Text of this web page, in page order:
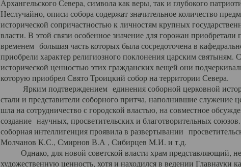
Архангельского Севера, символа как веры, так и глубокого
Неслучайно, описи собора содержат значительное количество
исторической сопричастностью к личностям крупных
власти. В этой связи особенное значение для горожан приобретали
временем большая часть которых была сосредоточена в
приобрели характер религиозного поклонения царским святыням.
исторической ценностью этих гражданских вещей они
которую приобрел Свято Троицкий собор на территории Севера.
Ярким подтверждением единения соборной церковной
стали и представители соборного притча, наполнившие
шла на сотрудничество с городской властью, на совместное
создание научных, просветительских и благотворительных
соборная интеллигенция проявила в развертывании
Молчанов К.С., Смирнов В.А , Сибирцев М.И. и т.д.
Однако, для новой советской власти храм представляющий,
художественную ценность, хотя и находился в ведении Главнауки